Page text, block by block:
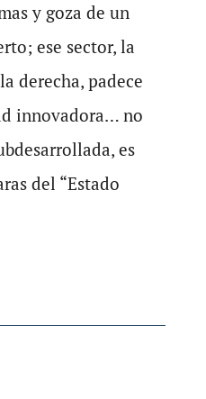
y goza de un
ese sector, la
derecha, padece
innovadora… no
es
del “Estado